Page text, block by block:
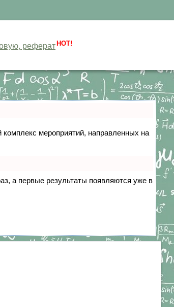
реферат HOT!
комплекс мероприятий, направленных на
а первые результаты появляются уже в